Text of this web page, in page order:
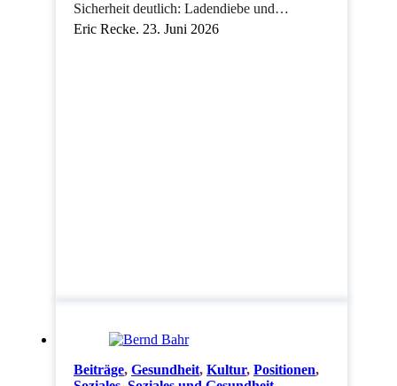
Sicherheit deutlich: Ladendiebe und…
Eric Recke. 23. Juni 2026
Beiträge, Gesundheit, Kultur, Positionen,